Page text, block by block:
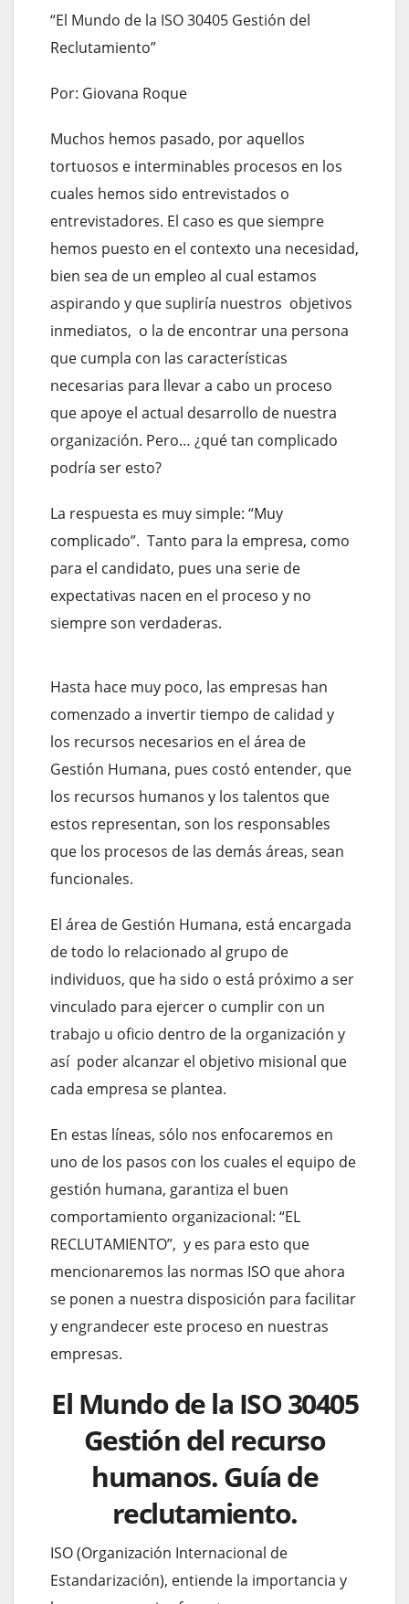
“El Mundo de la ISO 30405 Gestión del
Reclutamiento”
Por: Giovana Roque
Muchos hemos pasado, por aquellos
tortuosos e interminables procesos en los
cuales hemos sido entrevistados o
entrevistadores. El caso es que siempre
hemos puesto en el contexto una necesidad,
bien sea de un empleo al cual estamos
aspirando y que supliría nuestros objetivos
inmediatos, o la de encontrar una persona
que cumpla con las características
necesarias para llevar a cabo un proceso
que apoye el actual desarrollo de nuestra
organización. Pero… ¿qué tan complicado
podría ser esto?
La respuesta es muy simple: “Muy
complicado”. Tanto para la empresa, como
para el candidato, pues una serie de
expectativas nacen en el proceso y no
siempre son verdaderas.
Hasta hace muy poco, las empresas han
comenzado a invertir tiempo de calidad y
los recursos necesarios en el área de
Gestión Humana, pues costó entender, que
los recursos humanos y los talentos que
estos representan, son los responsables
que los procesos de las demás áreas, sean
funcionales.
El área de Gestión Humana, está encargada
de todo lo relacionado al grupo de
individuos, que ha sido o está próximo a ser
vinculado para ejercer o cumplir con un
trabajo u oficio dentro de la organización y
así poder alcanzar el objetivo misional que
cada empresa se plantea.
En estas líneas, sólo nos enfocaremos en
uno de los pasos con los cuales el equipo de
gestión humana, garantiza el buen
comportamiento organizacional: “EL
RECLUTAMIENTO”, y es para esto que
mencionaremos las normas ISO que ahora
se ponen a nuestra disposición para facilitar
y engrandecer este proceso en nuestras
empresas.
El Mundo de la ISO 30405
Gestión del recurso
humanos. Guía de
reclutamiento.
ISO (Organización Internacional de
Estandarización), entiende la importancia y